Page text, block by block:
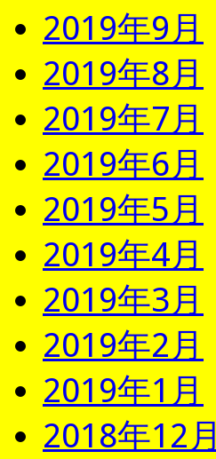
2019年9月
2019年8月
2019年7月
2019年6月
2019年5月
2019年4月
2019年3月
2019年2月
2019年1月
2018年12月